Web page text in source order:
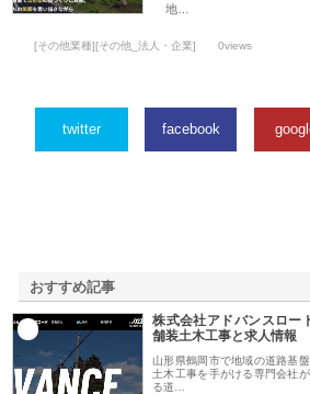
地…
[その他業種][その他_法人・企業] 0views
twitter facebook
おすすめ記事
株式会社アドバンスロー
舗装土木工事と求人情報
山形県鶴岡市で地域の道路基
土木工事を手がける専門会社
る道…